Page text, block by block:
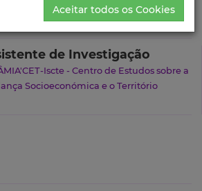
Felizes
de Investigação
Iscte - Centro de Estudos sobre a
Socioeconómica e o Território
Aceitar todos os Cookies